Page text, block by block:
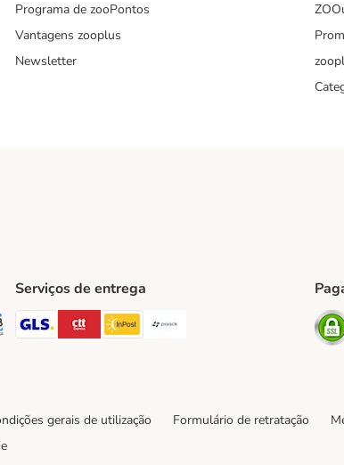
Programa de zooPontos
Vantagens zooplus
Newsletter
Method
Method
Payment Method
Serviços de entrega
GLS Shipping Method
CTTExpress Shipping Method
InPost Shipping Method
Paack Shipping Method
gerais de utilização Formulário de retratação